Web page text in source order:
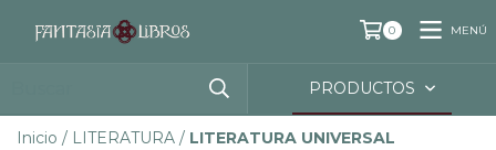
0 MENÚ
PRODUCTOS
Inicio / LITERATURA / LITERATURA UNIVERSAL